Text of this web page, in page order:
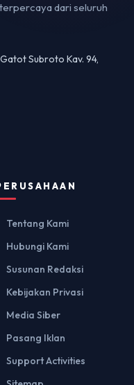
dari seluruh
Gatot Subroto Kav. 94,
Tentang Kami
Hubungi Kami
Susunan Redaksi
Kebijakan Privasi
Media Siber
Pasang Iklan
Support Activities